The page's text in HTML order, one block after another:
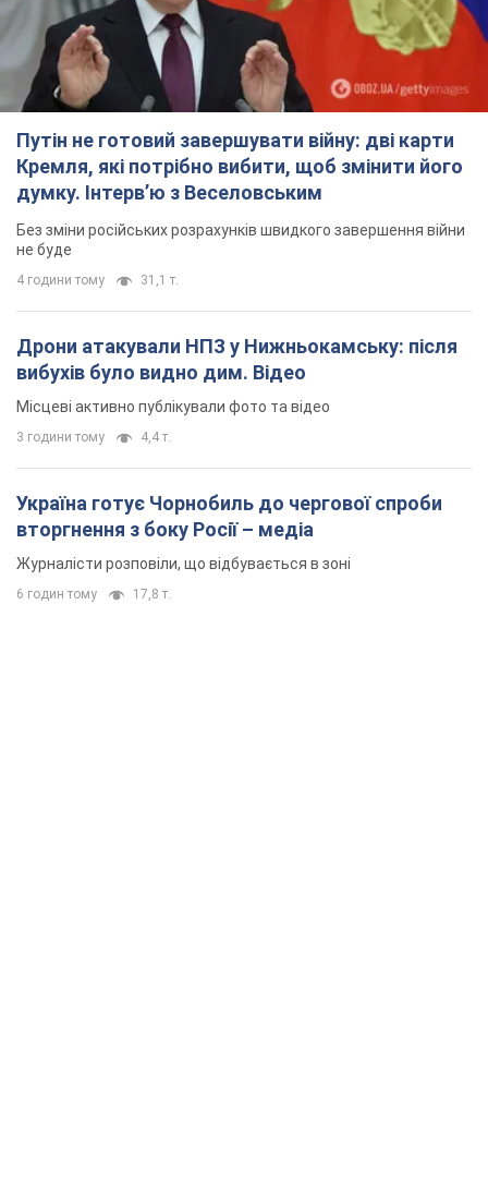
Путін не готовий завершувати війну: дві карти
Кремля, які потрібно вибити, щоб змінити його
думку. Інтерв’ю з Веселовським
Без зміни російських розрахунків швидкого завершення війни
не буде
4 години тому 31,1 т.
Дрони атакували НПЗ у Нижньокамську: після
вибухів було видно дим. Відео
Місцеві активно публікували фото та відео
3 години тому 4,4 т.
Україна готує Чорнобиль до чергової спроби
вторгнення з боку Росії – медіа
Журналісти розповіли, що відбувається в зоні
6 годин тому 17,8 т.